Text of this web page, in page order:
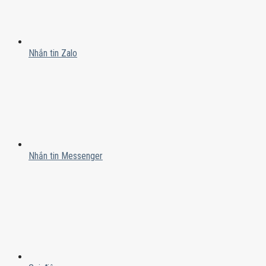
Nhắn tin Zalo
Nhắn tin Messenger